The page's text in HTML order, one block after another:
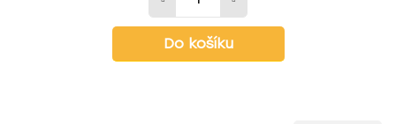
Do košíku